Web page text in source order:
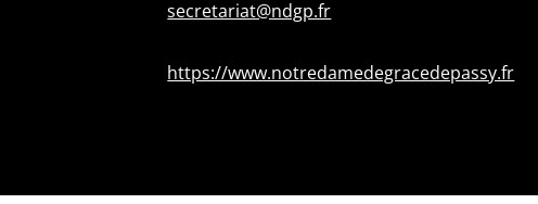
secretariat@ndgp.fr
https://www.notredamedegracedepassy.fr